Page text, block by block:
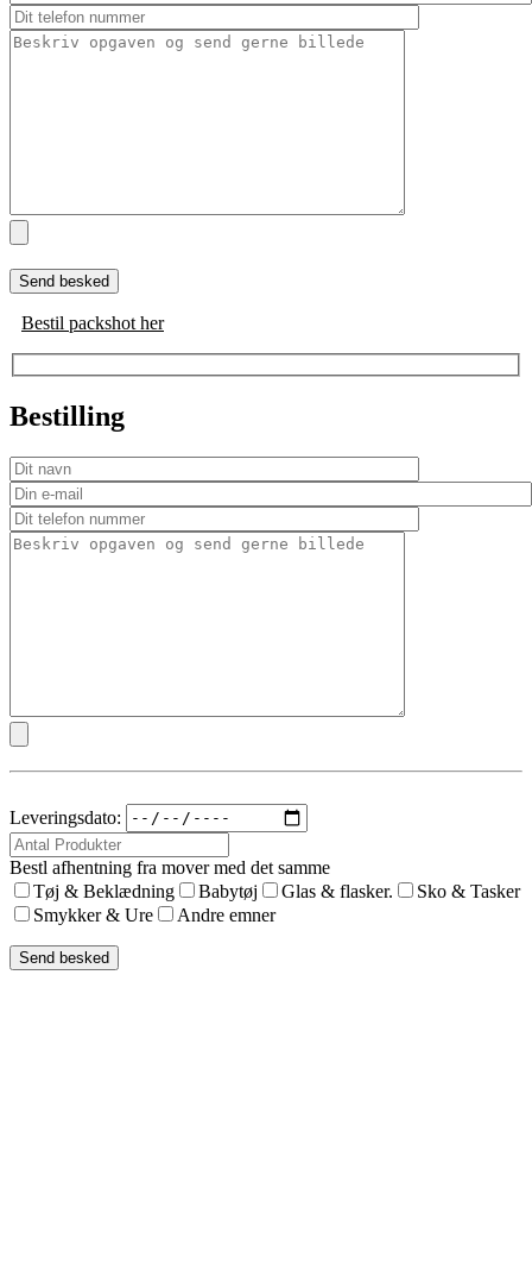
Bestil packshot her
Bestilling
Leveringsdato:
Bestl afhentning fra mover med det samme
Tøj & Beklædning
Babytøj Glas & flasker.
Sko & Tasker
Smykker & Ure
Andre emner